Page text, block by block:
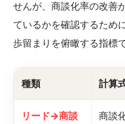
せんが、商談化率の改善
ているかを確認するため
歩留まりを俯瞰する指標で
種類 計算
リード→商談
商談